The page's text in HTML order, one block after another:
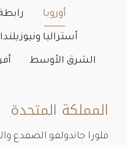
أوروبا
أستراليا ونيوزيلندا
الشرق الأوسط
المملكة المتحدة
فلورا جاندولفو الضفدع